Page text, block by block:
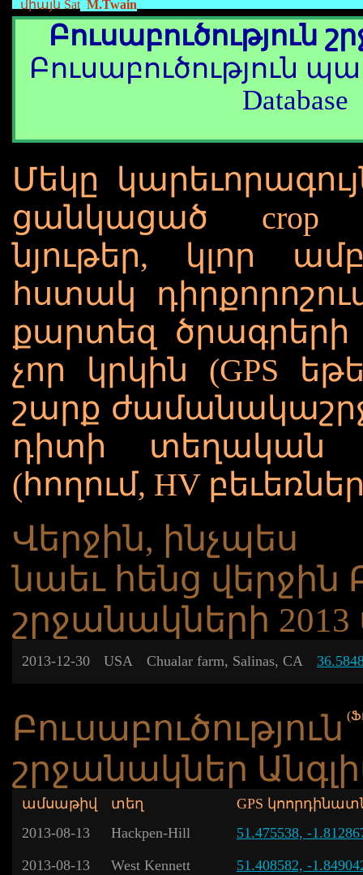
միայն Sat M.Twain
Բուսաբուծություն
Բուսաբուծություն
Database
Մեկը
ցանկացած crop
նյութեր, կլոր
հստակ
քարտեզ
չոր կրկին (GPS
շարք
դիտի տեղական
(հողում, HV
Վերջին, ինչպես
նաեւ հենց վերջին
շրջանակների 2013
2013-12-30 USA Chualar farm, Salinas, CA
Բուսաբուծություն
շրջանակներ
ամսաթիվ տեղ
GPS
2013-08-13
Hackpen-Hill
51.475538, -
2013-08-13
West Kennett
51.408582, -